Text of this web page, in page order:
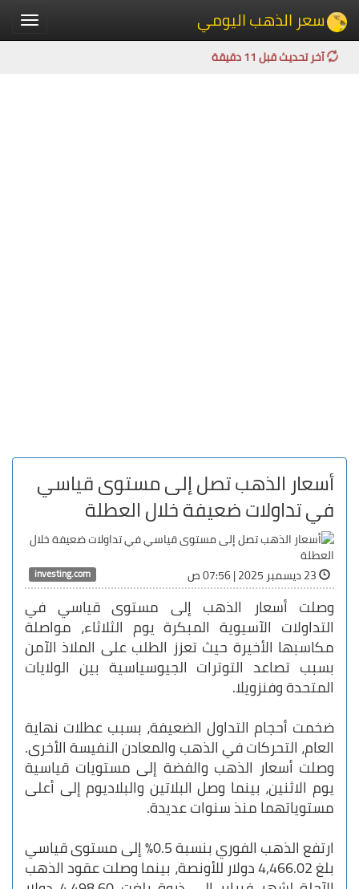
Toggle سعر الذهب اليومي
آخر تحديث قبل 11 دقيقة
أسعار الذهب تصل إلى مستوى قياسي
في تداولات ضعيفة خلال العطلة
investing.com
وصلت أسعار الذهب إلى مستوى قياسي في
التداولات الآسيوية المبكرة يوم الثلاثاء، مواصلة
مكاسبها الأخيرة حيث تعزز الطلب على الملاذ الآمن
بسبب تصاعد التوترات الجيوسياسية بين الولايات
المتحدة وفنزويلا.
ضخمت أحجام التداول الضعيفة، بسبب عطلات نهاية
العام، التحركات في الذهب والمعادن النفيسة الأخرى.
وصلت أسعار الذهب والفضة إلى مستويات قياسية
يوم الاثنين، بينما وصل البلاتين والبلاديوم إلى أعلى
مستوياتهما منذ سنوات عديدة.
ارتفع الذهب الفوري بنسبة 0.5% إلى مستوى قياسي
بلغ 4,466.02 دولار للأونصة، بينما وصلت عقود الذهب